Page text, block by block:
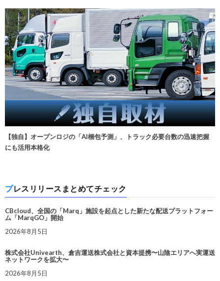
【独自】オープンロジの「AI梱包予測」、トラック必要台数の迅速把握
にも活用本格化
プレスリリースまとめてチェック
CBcloud、全国の「Marq」施設を起点とした新たな配送プラットフォー
ム「MarqGO」開始
2026年8月5日
株式会社Univearth、倉吉運送株式会社と資本提携〜山陰エリアへ実運送
ネットワークを拡大〜
2026年8月5日